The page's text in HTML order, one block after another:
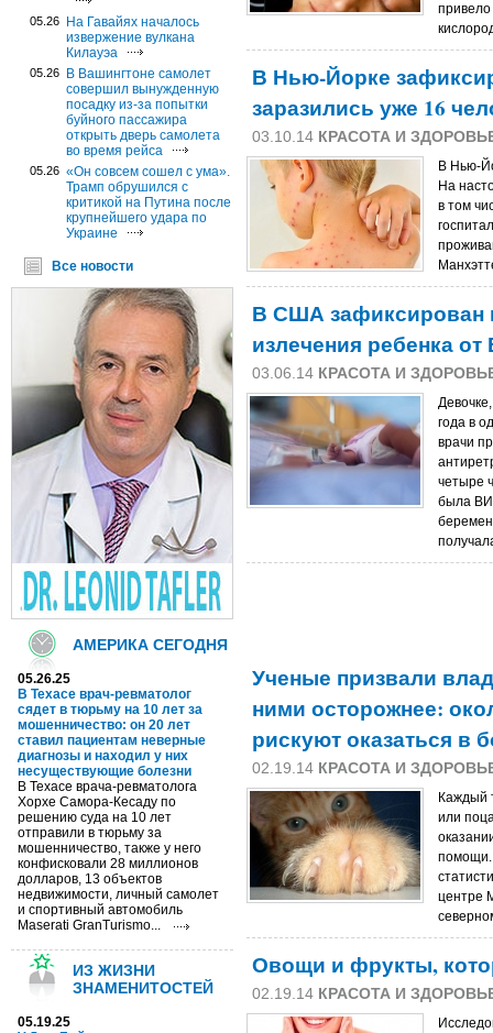
05.26
На Гавайях началось
извержение вулкана
Килауэа
05.26
В Вашингтоне самолет
совершил вынужденную
посадку из-за попытки
буйного пассажира
открыть дверь самолета
во время рейса
05.26 «Он совсем сошел с ума».
Трамп обрушился с
критикой на Путина после
крупнейшего удара по
Украине
Все новости
АМЕРИКА СЕГОДНЯ
05.26.25
В Техасе врач-ревматолог
сядет в тюрьму на 10 лет за
мошенничество: он 20 лет
ставил пациентам неверные
диагнозы и находил у них
несуществующие болезни
В Техасе врача-ревматолога
Хорхе Самора-Кесаду по
решению суда на 10 лет
отправили в тюрьму за
мошенничество, также у него
конфисковали 28 миллионов
долларов, 13 объектов
недвижимости, личный самолет
и спортивный автомобиль
Maserati GranTurismo...
ИЗ ЖИЗНИ
ЗНАМЕНИТОСТЕЙ
05.19.25
В Нью-Йорке
заразились уже 16
03.10.14 КРАСОТА И
В Нью-
На
в том
В США зафиксирован
излечения ребенка
03.06.14 КРАСОТА И
года в
врачи
четыре
была
Ученые призвали
ними осторожнее:
рискуют оказаться в
02.19.14 КРАСОТА И
Каждый
или
помощи.
центре
Овощи и фрукты,
02.19.14 КРАСОТА И